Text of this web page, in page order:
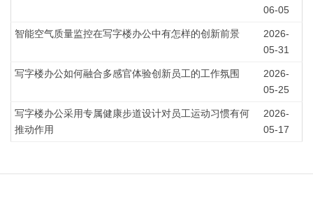
06-05
智能空气质量监控在写字楼办公中有怎样的创新前景
2026-
05-31
写字楼办公如何融合多感官体验创新员工的工作氛围
2026-
05-25
写字楼办公采用专属健康步道设计对员工运动习惯有何
推动作用
2026-
05-17